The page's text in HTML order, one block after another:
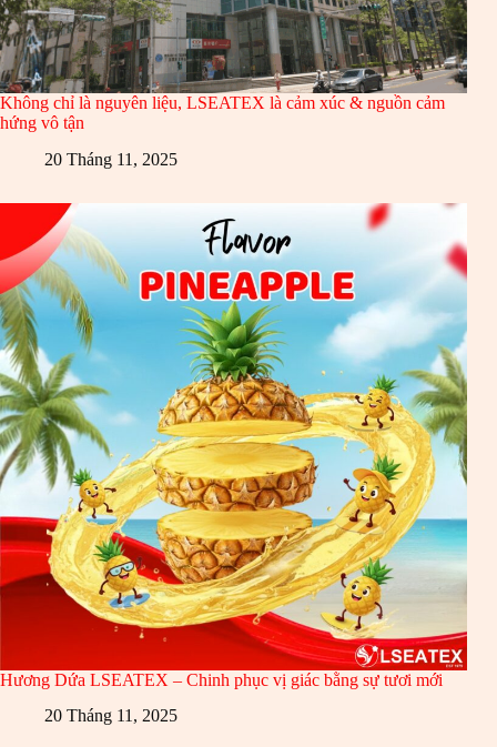
Không chỉ là nguyên liệu, LSEATEX là cảm xúc & nguồn cảm
hứng vô tận
20 Tháng 11, 2025
Hương Dứa LSEATEX – Chinh phục vị giác bằng sự tươi mới
20 Tháng 11, 2025